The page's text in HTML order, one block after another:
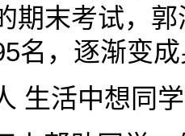
期末考试，
名，逐渐变
生活中想同